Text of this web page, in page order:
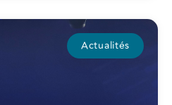
Actualités